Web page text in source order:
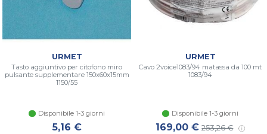
URMET
Tasto aggiuntivo per citofono miro
pulsante supplementare 150x60x15mm
1150/55
Disponibile 1-3 giorni
5,16 €
URMET
Cavo 2voice1083/94 matassa da 100 mt
1083/94
Disponibile 1-3 giorni
Prezzo scontato
169,00 € Prezzo di
253,26 €